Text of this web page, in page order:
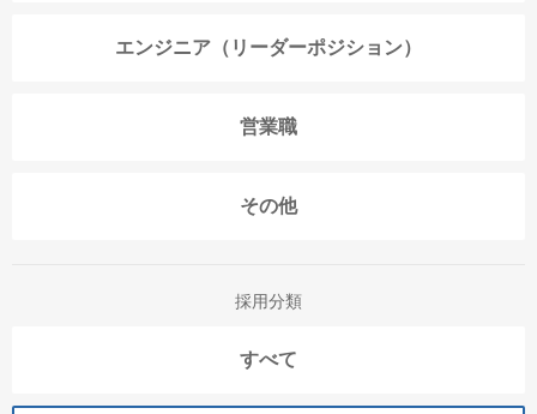
エンジニア（リーダーポジション）
営業職
その他
採用分類
すべて